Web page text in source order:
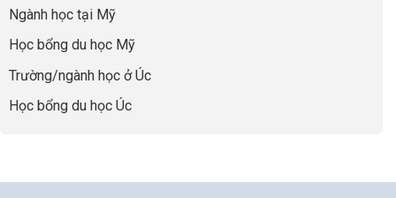
chọn
sự
Ngành học tại Mỹ
Học bổng du học Mỹ
Trường/ngành học ở Úc
Học bổng du học Úc